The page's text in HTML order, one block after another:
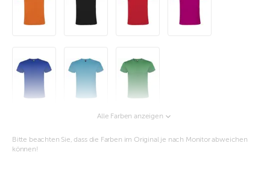
Alle Farben anzeigen
Bitte beachten Sie, dass die Farben im Original je nach Monitor abweichen
können!